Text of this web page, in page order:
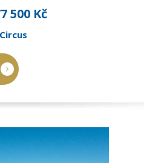
500 Kč